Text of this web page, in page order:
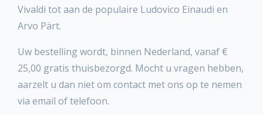
Vivaldi tot aan de populaire Ludovico Einaudi en
Arvo Pärt.
Uw bestelling wordt, binnen Nederland, vanaf €
25,00 gratis thuisbezorgd. Mocht u vragen hebben,
aarzelt u dan niet om contact met ons op te nemen
via email of telefoon.